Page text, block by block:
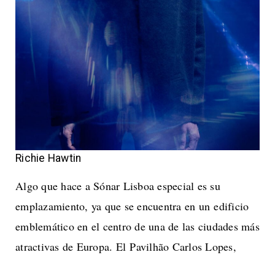
Richie Hawtin
Algo que hace a Sónar Lisboa especial es su
emplazamiento, ya que se encuentra en un edificio
emblemático en el centro de una de las ciudades más
atractivas de Europa. El Pavilhão Carlos Lopes,